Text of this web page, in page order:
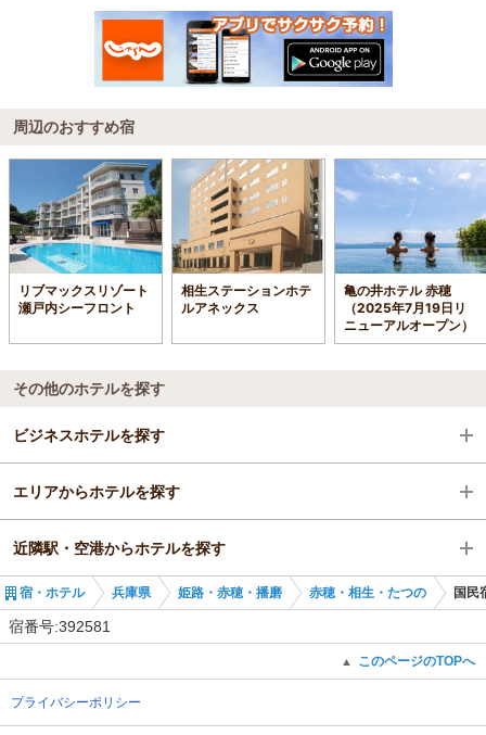
周辺のおすすめ宿
リブマックスリゾート
瀬戸内シーフロント
相生ステーションホテ
ルアネックス
亀の井ホテル 赤穂
（2025年7月19日リ
ニューアルオープン）
その他のホテルを探す
ビジネスホテルを探す
兵庫県
姫路・赤穂・播磨
赤穂・相生・たつの
エリアからホテルを探す
兵庫県
姫路・赤穂・播磨
近隣駅・空港からホテルを探す
播磨新宮駅
宿・ホテル 兵庫県 姫路・赤穂・播磨 赤穂・相生・たつの 国
宿番号:392581
▲ このページのTOPへ
プライバシーポリシー